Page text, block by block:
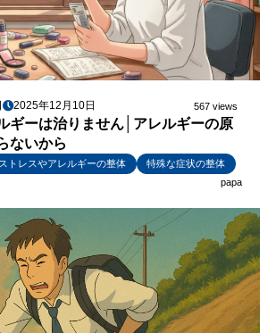
2025年12月10日 567 views
ギーは治りません│アレルギーの原
ないから
ストレスやアレルギーの整体
特殊な症状の整体
papa